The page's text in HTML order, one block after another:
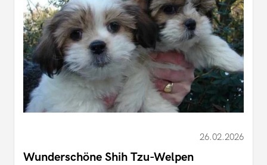
26.02.2026
Wunderschöne Shih Tzu-Welpen